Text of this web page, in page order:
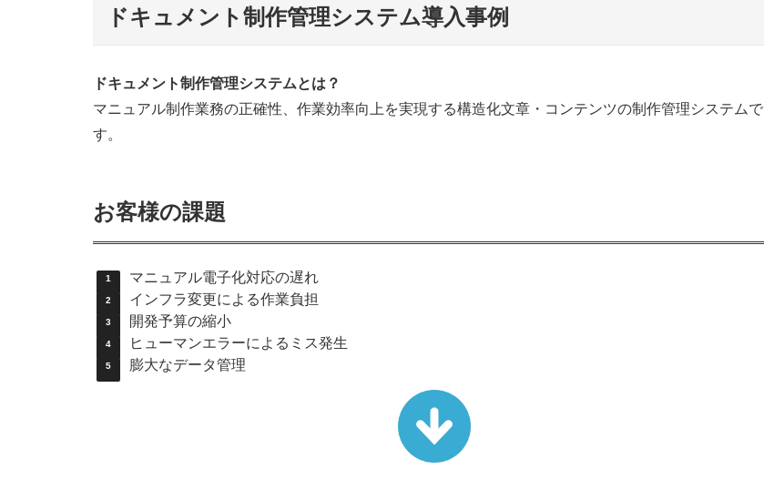
ドキュメント制作管理システム導入事例
ドキュメント制作管理システムとは？
マニュアル制作業務の正確性、作業効率向上を実現する構造化文章・コンテンツの制作管理システムで
す。
お客様の課題
マニュアル電子化対応の遅れ
インフラ変更による作業負担
開発予算の縮小
ヒューマンエラーによるミス発生
膨大なデータ管理